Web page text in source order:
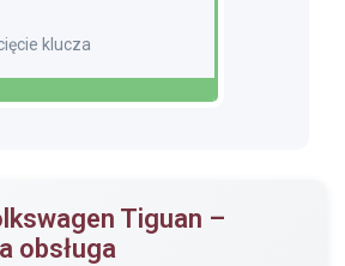
klucza
Tiguan –
obsługa